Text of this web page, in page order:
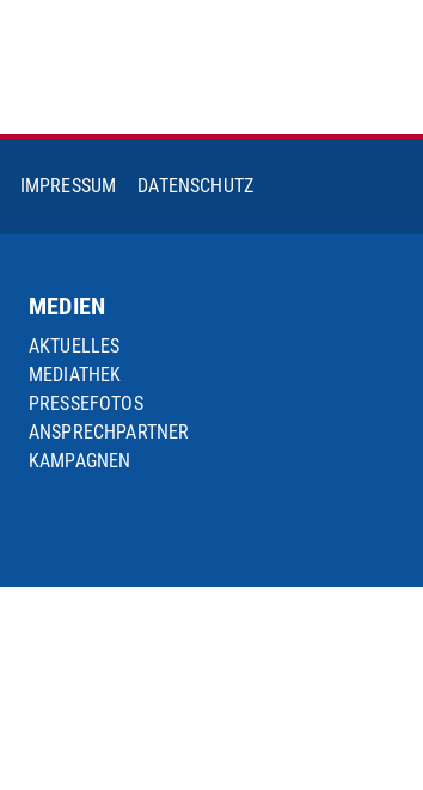
IMPRESSUM DATENSCHUTZ
MEDIEN
AKTUELLES
MEDIATHEK
PRESSEFOTOS
ANSPRECHPARTNER
KAMPAGNEN